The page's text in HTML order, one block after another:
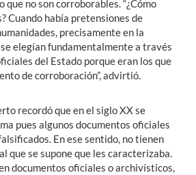
que no son corroborables. “¿Cómo
Cuando había pretensiones de
precisamente en la
elegían fundamentalmente a través
del Estado porque eran los que
de corroboración”, advirtió.
recordó que en el siglo XX se
pues algunos documentos oficiales
En ese sentido, no tienen
que se supone que les caracterizaba.
documentos oficiales o archivísticos,